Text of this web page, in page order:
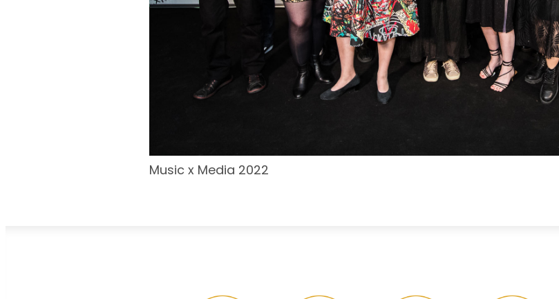
Music x Media 2022